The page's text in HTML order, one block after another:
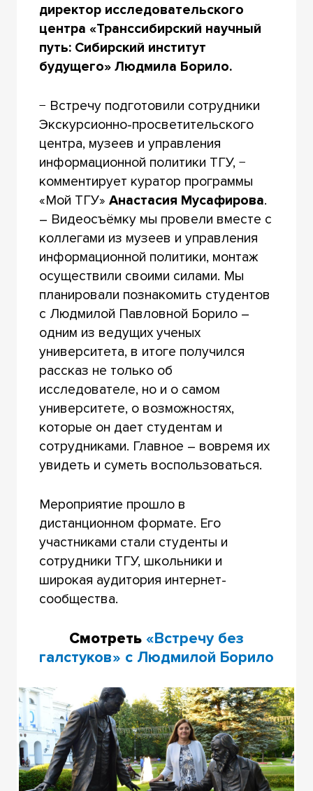
директор исследовательского
центра «Транссибирский научный
путь: Сибирский институт
будущего» Людмила Борило.
− Встречу подготовили сотрудники
Экскурсионно-просветительского
центра, музеев и управления
информационной политики ТГУ, −
комментирует куратор программы
«Мой ТГУ» Анастасия Мусафирова.
– Видеосъёмку мы провели вместе с
коллегами из музеев и управления
информационной политики, монтаж
осуществили своими силами. Мы
планировали познакомить студентов
с Людмилой Павловной Борило –
одним из ведущих ученых
университета, в итоге получился
рассказ не только об
исследователе, но и о самом
университете, о возможностях,
которые он дает студентам и
сотрудниками. Главное – вовремя их
увидеть и суметь воспользоваться.
Мероприятие прошло в
дистанционном формате. Его
участниками стали студенты и
сотрудники ТГУ, школьники и
широкая аудитория интернет-
сообщества.
Смотреть «Встречу без
галстуков» с Людмилой Борило